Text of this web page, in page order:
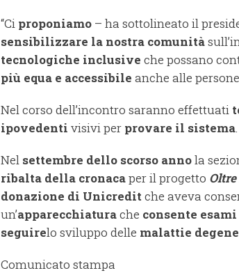
“Ci proponiamo – ha sottolineato il
sensibilizzare la nostra comunità
tecnologiche inclusive che possano
più equa e accessibile anche alle
Nel corso dell’incontro saranno effettuati
ipovedenti visivi per provare il sistema.
Nel settembre dello scorso annola
ribalta della cronacaper il progetto
donazione di Unicredit che aveva
un’apparecchiaturache consente
seguirelo sviluppo delle malattie
Comunicato stampa